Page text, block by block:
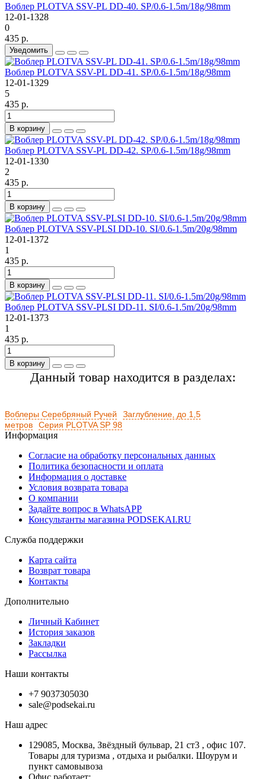
Воблер PLOTVA SSV-PL DD-40. SP/0.6-1.5m/18g/98mm
12-01-1328
0
435 р.
Уведомить
Воблер PLOTVA SSV-PL DD-41. SP/0.6-1.5m/18g/98mm
12-01-1329
5
435 р.
В корзину
Воблер PLOTVA SSV-PL DD-42. SP/0.6-1.5m/18g/98mm
12-01-1330
2
435 р.
В корзину
Воблер PLOTVA SSV-PLSI DD-10. SI/0.6-1.5m/20g/98mm
12-01-1372
1
435 р.
В корзину
Воблер PLOTVA SSV-PLSI DD-11. SI/0.6-1.5m/20g/98mm
12-01-1373
1
435 р.
В корзину
Данный товар находится в разделах:
Воблеры Серебряный Ручей
Заглубление, до 1,5
метров
Серия PLOTVA SP 98
Информация
Согласие на обработку персональных данных
Политика безопасности и оплата
Информация о доставке
Условия возврата товара
О компании
Задайте вопрос в WhatsAPP
Консультанты магазина PODSEKAI.RU
Служба поддержки
Карта сайта
Возврат товара
Контакты
Дополнительно
Личный Кабинет
История заказов
Закладки
Рассылка
Наши контакты
+7 9037305030
sale@podsekai.ru
Наш адрес
129085, Москва, Звёздный бульвар, 21 ст3 , офис 107.
Товары для туризма , отдыха и рыбалки. Шоурум и
пункт самовывоза
Офис работает: